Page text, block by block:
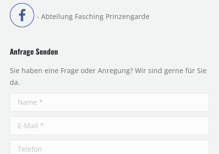
- Abteilung Fasching Prinzengarde
Anfrage Senden
Sie haben eine Frage oder Anregung? Wir sind gerne für Sie
da.
Name *
E-Mail *
Telefon